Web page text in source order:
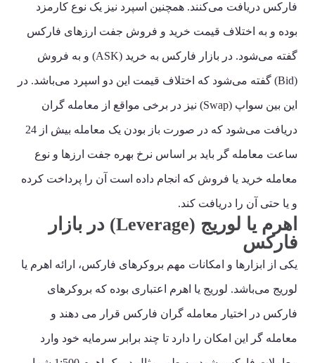
فارکس دریافت می‌کنند. همچنین اسپرد نیز یک نوع کارمزد
بوده و به اختلاف قیمت خرید و فروش جفت ارزهای فارکس
گفته می‌شود. در بازار فارکس به خرید (ASK) و به فروش
(Bid) گفته می‌شود که اختلاف قیمت این دو اسپرد می‌باشد. در
این بین سواپ (Swap) نیز در برخی مواقع از معامله گران
دریافت می‌شود که در صورت باز بودن یک معامله بیش از 24
ساعت معامله گر باید بر اساس نرخ بهره جفت ارزها و نوع
معامله خرید یا فروش که انجام داده است آن را پرداخت کرده
و یا حتی آن را دریافت کند.
اهرم یا لوریج (Leverage) در بازار
فارکس
یکی از ابزارها و امکانات مهم بروکرهای فارکس، ارائه اهرم یا
لوریج می‌باشد. لوریج یا اهرم اعتباری بوده که بروکرهای
فارکس در اختیار معامله گران فارکس قرار می دهند و
معامله گر این امکان را دارد تا چند برابر سرمایه خود وارد